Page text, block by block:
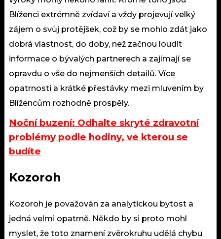
Blíženci extrémně zvídaví a vždy projevují velký
zájem o svůj protějšek, což by se mohlo zdát jako
dobrá vlastnost, do doby, než začnou loudit
informace o bývalých partnerech a zajímají se
opravdu o vše do nejmenších detailů. Více
opatrnosti a krátké přestávky mezi mluvením by
Blížencům rozhodně prospěly.
Noční buzení: Odhalte skryté zdravotní
problémy podle hodiny, ve kterou se
budíte
Kozoroh
Kozoroh je považován za analytickou bytost a
jedná velmi opatrně. Někdo by si proto mohl
myslet, že toto znamení zvěrokruhu udělá chybu